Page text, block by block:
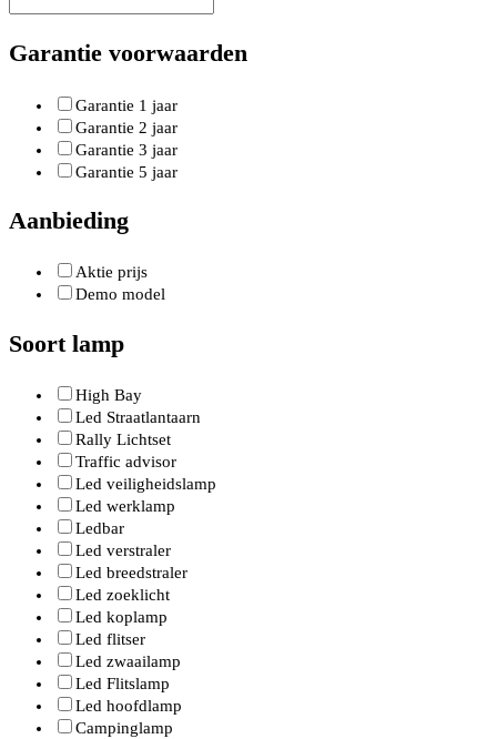
Garantie voorwaarden
Garantie 1 jaar
Garantie 2 jaar
Garantie 3 jaar
Garantie 5 jaar
Aanbieding
Aktie prijs
Demo model
Soort lamp
High Bay
Led Straatlantaarn
Rally Lichtset
Traffic advisor
Led veiligheidslamp
Led werklamp
Ledbar
Led verstraler
Led breedstraler
Led zoeklicht
Led koplamp
Led flitser
Led zwaailamp
Led Flitslamp
Led hoofdlamp
Campinglamp